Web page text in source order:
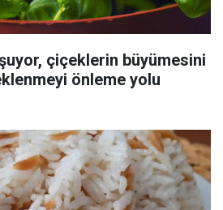
çiçeklerin büyümesini
önleme yolu